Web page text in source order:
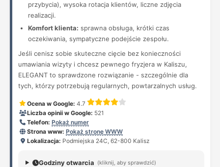
przybycia), wysoka rotacja klientów, liczne zdjęcia
realizacji.
Komfort klienta: sprawna obsługa, krótki czas
oczekiwania, sympatyczne podejście zespołu.
Jeśli cenisz sobie skuteczne cięcie bez konieczności
umawiania wizyty i chcesz pewnego fryzjera w Kaliszu,
ELEGANT to sprawdzone rozwiązanie - szczególnie dla
tych, którzy potrzebują regularnych, powtarzalnych usług.
Ocena w Google: 4.7
Liczba opinii w Google: 521
Telefon: Pokaż numer
Strona www: Pokaż stronę WWW
Lokalizacja: Podmiejska 24C, 62-800 Kalisz
Godziny otwarcia (kliknij, aby sprawdzić)